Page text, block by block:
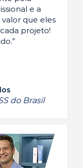
e a
que eles
projeto!
do Brasil